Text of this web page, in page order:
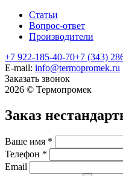
Статьи
Вопрос-ответ
Производители
+7 922-185-40-70+7 (343)
E-mail: info@termopromek.ru
Заказать звонок
2026 © Термопромек
Заказ
Ваше имя *
Телефон *
Email